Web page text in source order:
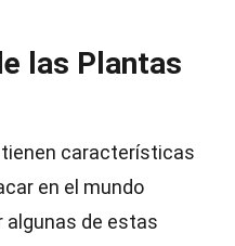
las Plantas
características
en el mundo
algunas de estas